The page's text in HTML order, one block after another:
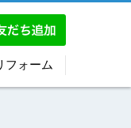
フォーム